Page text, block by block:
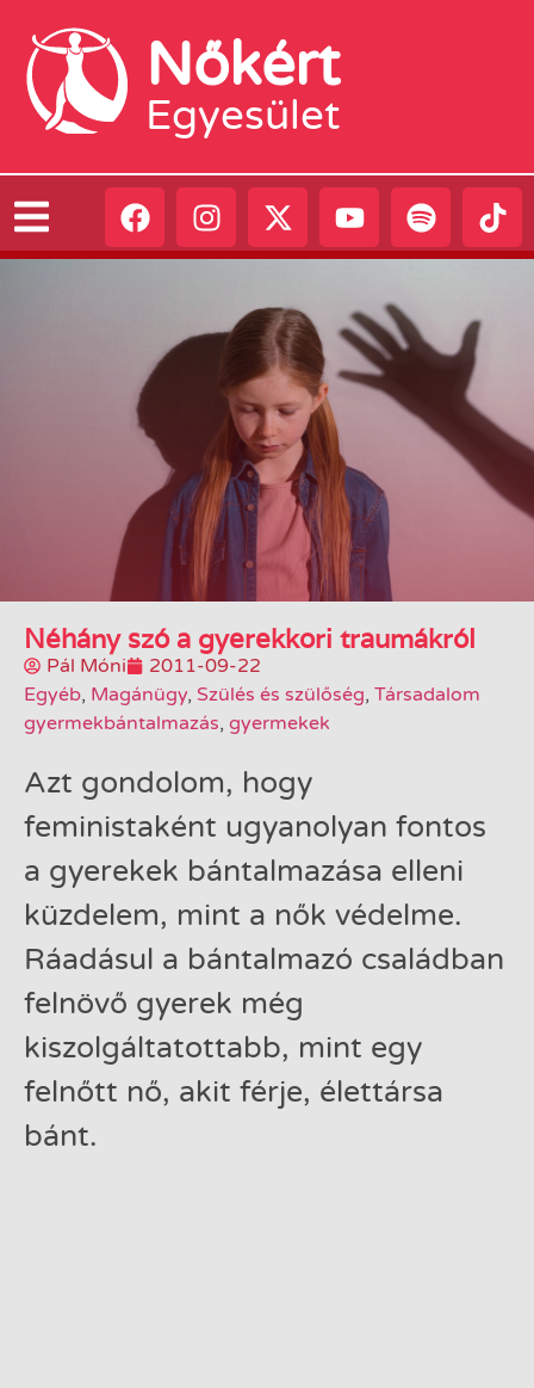
Nőkért
Egyesület
Néhány szó a gyerekkori traumákról
Pál Móni
2011-09-22
Egyéb, Magánügy, Szülés és szülőség, Társadalom
gyermekbántalmazás, gyermekek
Azt gondolom, hogy
feministaként ugyanolyan fontos
a gyerekek bántalmazása elleni
küzdelem, mint a nők védelme.
Ráadásul a bántalmazó családban
felnövő gyerek még
kiszolgáltatottabb, mint egy
felnőtt nő, akit férje, élettársa
bánt.